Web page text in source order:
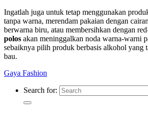
Ingatlah juga untuk tetap menggunakan
tanpa warna, merendam pakaian dengan
berwarna biru, atau membersihkan dengan
polos akan meninggalkan noda warna-warni
sebaiknya pilih produk berbasis alkohol yang
bau.
Gaya Fashion
Search for: